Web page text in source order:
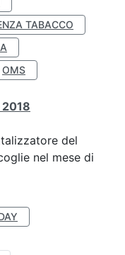
TABACCO
OMS
del
nel mese di